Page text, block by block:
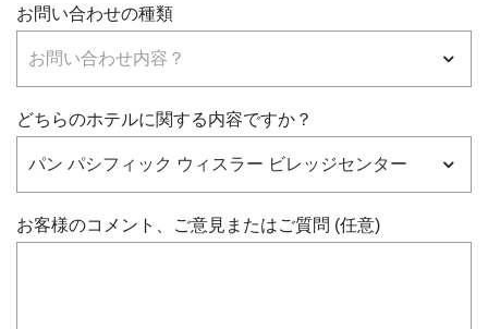
お問い合わせの種類
どちらのホテルに関する内容ですか？
お客様のコメント、ご意見またはご質問 (任意)